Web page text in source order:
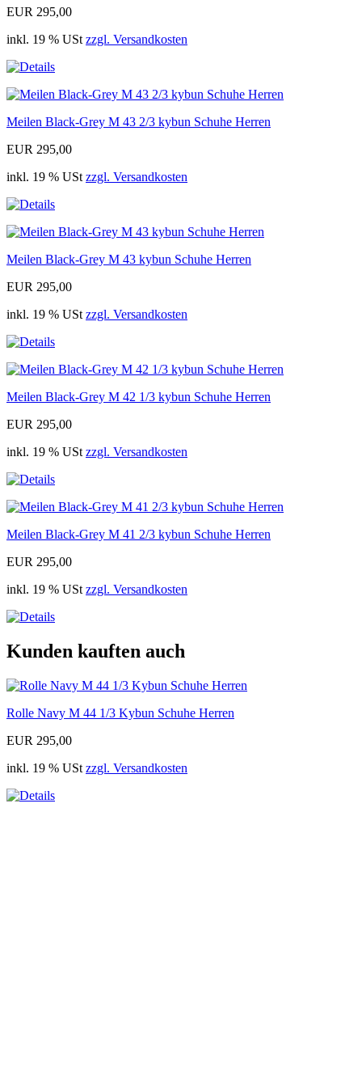
EUR 295,00
inkl. 19 % USt zzgl. Versandkosten
Meilen Black-Grey M 43 2/3 kybun Schuhe Herren
EUR 295,00
inkl. 19 % USt zzgl. Versandkosten
Meilen Black-Grey M 43 kybun Schuhe Herren
EUR 295,00
inkl. 19 % USt zzgl. Versandkosten
Meilen Black-Grey M 42 1/3 kybun Schuhe Herren
EUR 295,00
inkl. 19 % USt zzgl. Versandkosten
Meilen Black-Grey M 41 2/3 kybun Schuhe Herren
EUR 295,00
inkl. 19 % USt zzgl. Versandkosten
Kunden kauften auch
Rolle Navy M 44 1/3 Kybun Schuhe Herren
EUR 295,00
inkl. 19 % USt zzgl. Versandkosten